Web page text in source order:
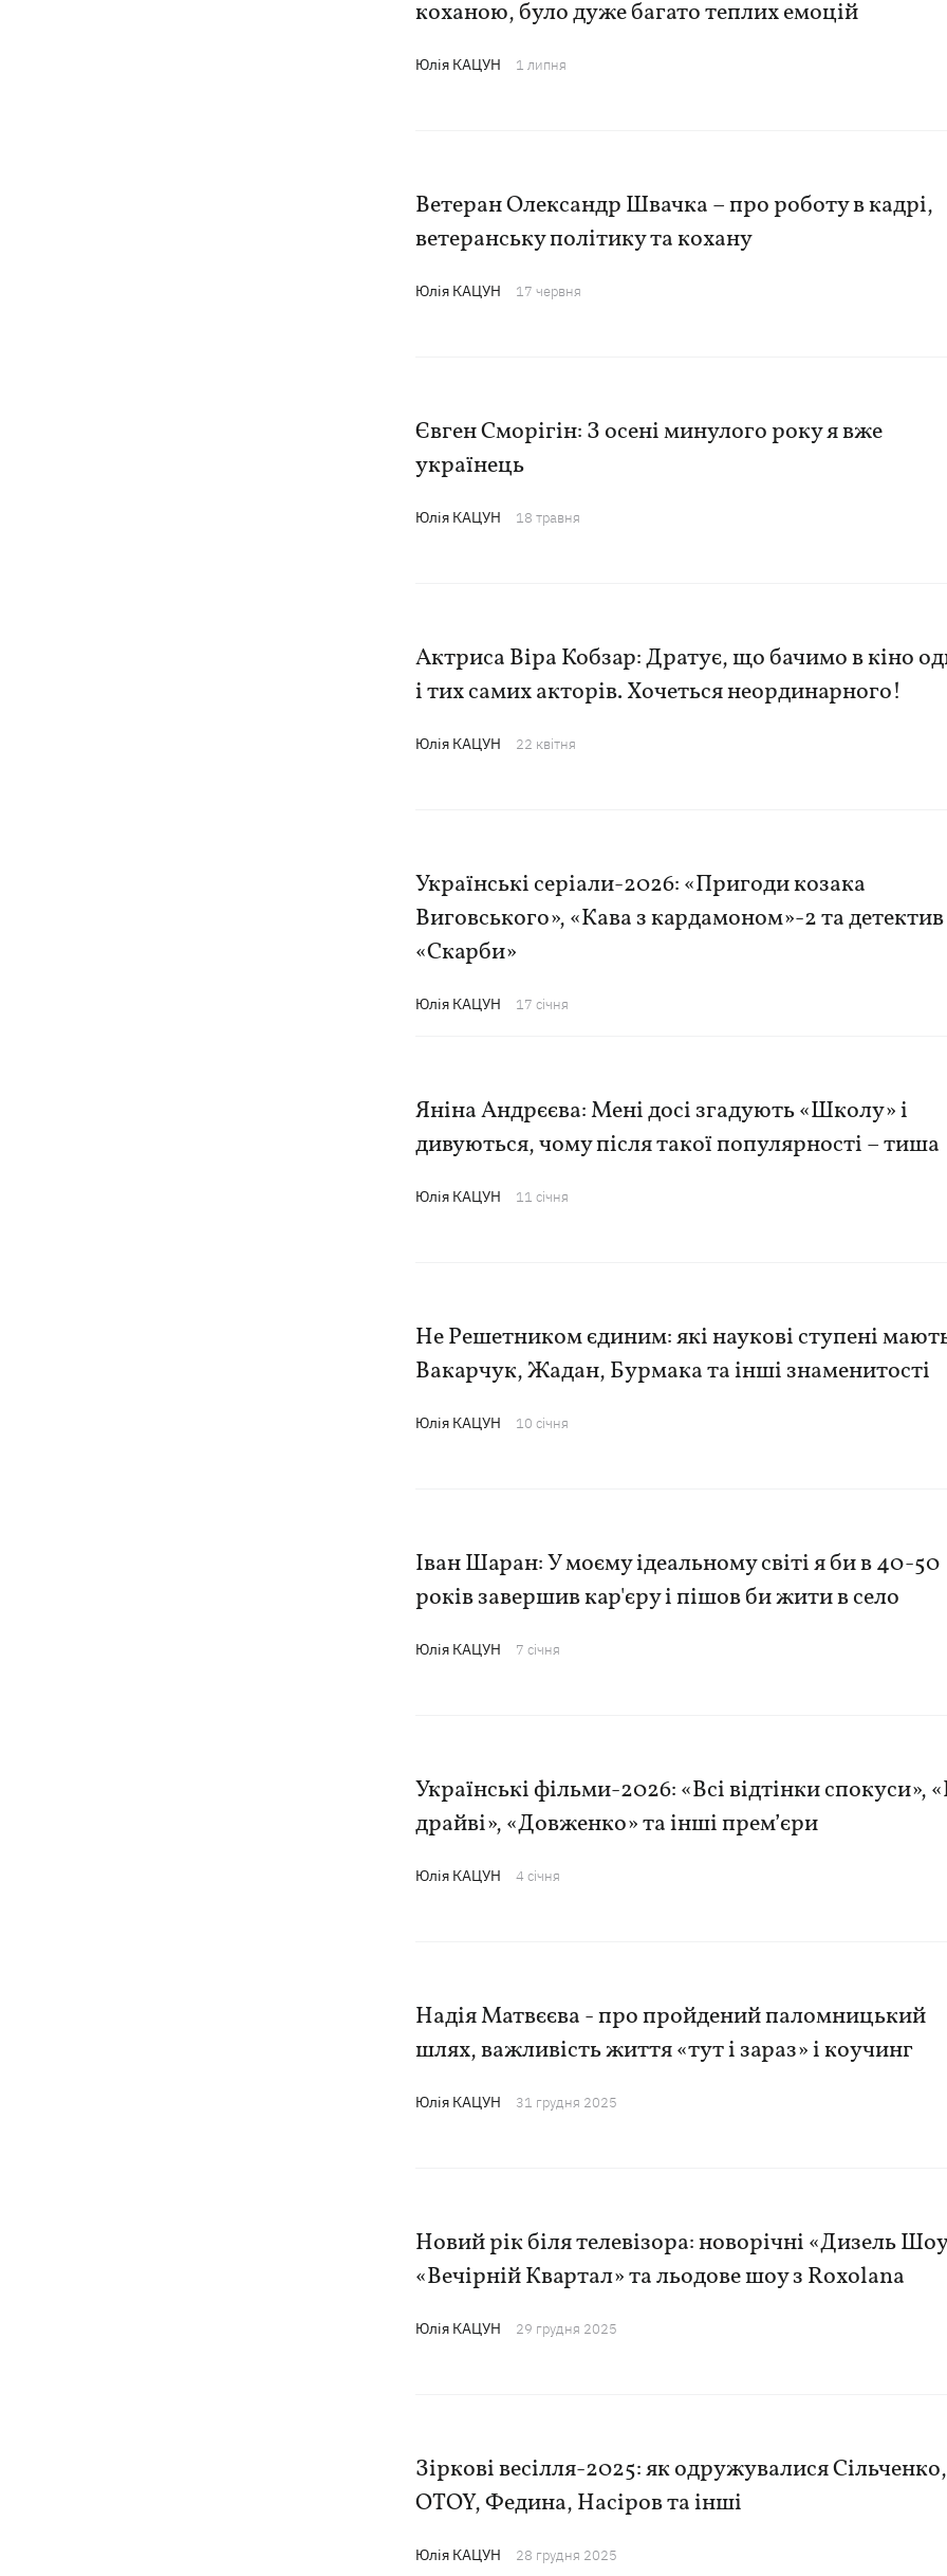
коханою, було дуже багато теплих емоцій
Юлія КАЦУН 1 липня
Ветеран Олександр Швачка – про роботу в кадрі,
ветеранську політику та кохану
Юлія КАЦУН 17 червня
Євген Сморігін: З осені минулого року я вже
українець
Юлія КАЦУН 18 травня
Актриса Віра Кобзар: Дратує, що бачимо в кіно
і тих самих акторів. Хочеться неординарного!
Юлія КАЦУН 22 квiтня
Українські серіали-2026: «Пригоди козака
Виговського», «Кава з кардамоном»-2 та детектив
«Скарби»
Юлія КАЦУН 17 сiчня
Яніна Андрєєва: Мені досі згадують «Школу» і
дивуються, чому після такої популярності – тиша
Юлія КАЦУН 11 сiчня
Не Решетником єдиним: які наукові ступені
Вакарчук, Жадан, Бурмака та інші знаменитості
Юлія КАЦУН 10 сiчня
Іван Шаран: У моєму ідеальному світі я би в 40-50
років завершив кар'єру і пішов би жити в село
Юлія КАЦУН 7 сiчня
Українські фільми-2026: «Всі відтінки спокуси»,
драйві», «Довженко» та інші прем’єри
Юлія КАЦУН 4 сiчня
Надія Матвєєва - про пройдений паломницький
шлях, важливість життя «тут і зараз» і коучинг
Юлія КАЦУН 31 грудня 2025
Новий рік біля телевізора: новорічні «Дизель
«Вечірній Квартал» та льодове шоу з Roxolana
Юлія КАЦУН 29 грудня 2025
Зіркові весілля-2025: як одружувалися Сільченко,
OTOY, Федина, Насіров та інші
Юлія КАЦУН 28 грудня 2025